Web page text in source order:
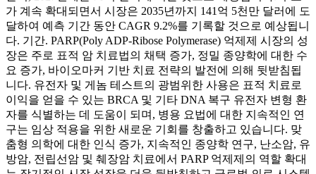
가 계속 확대되면서 시장은 2035년까지 141억 5천만 달러에 도
달하여 예측 기간 동안 CAGR 9.2%를 기록할 것으로 예상됩니
다. 기간. PARP(Poly ADP-Ribose Polymerase) 억제제 시장의 성
장은 주로 표적 암 치료법의 채택 증가, 정밀 종양학에 대한 수
요 증가, 바이오마커 기반 치료 전략의 발전에 의해 뒷받침됩
니다. 유전자 및 게놈 테스트의 광범위한 사용은 표적 치료로
이익을 얻을 수 있는 BRCA 및 기타 DNA 복구 유전자 변형 환
자를 식별하는 데 도움이 되며, 병용 요법에 대한 지속적인 연
구는 임상 적용을 위한 새로운 기회를 창출하고 있습니다. 맞
춤형 의학에 대한 인식 증가, 지속적인 종양학 연구, 난소암, 유
방암, 전립선암 및 췌장암 치료에서 PARP 억제제의 역할 확대